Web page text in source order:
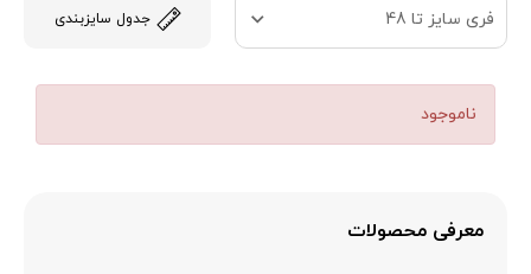
فری سایز تا 48 جدول سایزبندی
ناموجود
معرفی محصولات